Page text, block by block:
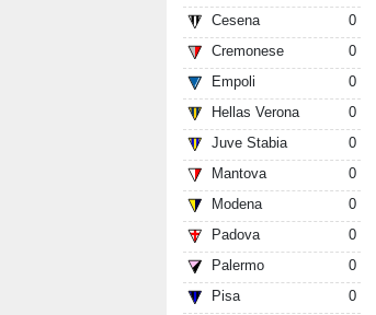
Cesena
0
Cremonese
0
Empoli
0
Hellas Verona
0
Juve Stabia
0
Mantova
0
Modena
0
Padova
0
Palermo
0
Pisa
0